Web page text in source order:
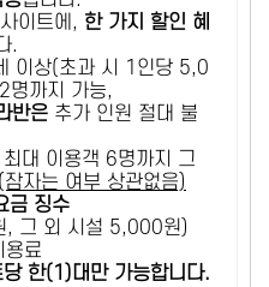
이트에, 한 가지 할인 혜
.
이상(초과 시 1인당 5,0
명까지 가능,
은 추가 인원 절대 불
​최대 이용객 6명까지 그
(잠자는 여부 상관없음)
금 징수
그 외 시설 5,000원)
료
한(1)대만 가능합니다.